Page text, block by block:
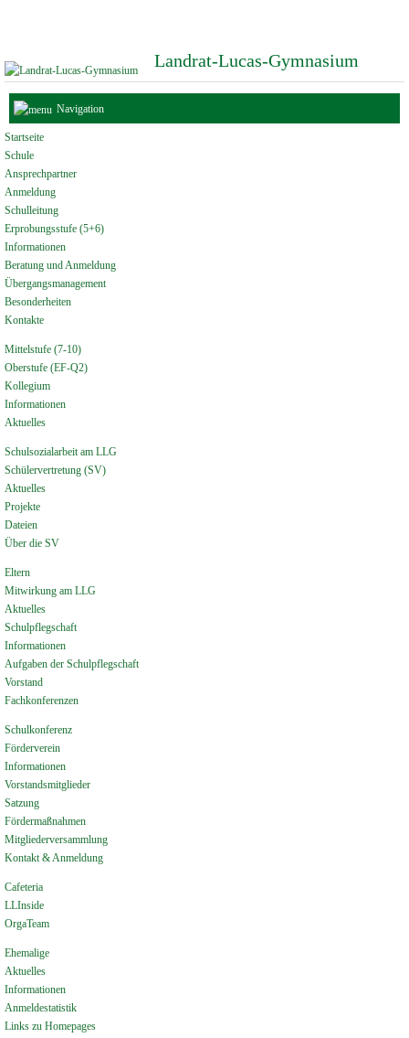
Landrat-Lucas-Gymnasium
Navigation
Startseite
Schule
Ansprechpartner
Anmeldung
Schulleitung
Erprobungsstufe (5+6)
Informationen
Beratung und Anmeldung
Übergangsmanagement
Besonderheiten
Kontakte
Mittelstufe (7-10)
Oberstufe (EF-Q2)
Kollegium
Informationen
Aktuelles
Schulsozialarbeit am LLG
Schülervertretung (SV)
Aktuelles
Projekte
Dateien
Über die SV
Eltern
Mitwirkung am LLG
Aktuelles
Schulpflegschaft
Informationen
Aufgaben der Schulpflegschaft
Vorstand
Fachkonferenzen
Schulkonferenz
Förderverein
Informationen
Vorstandsmitglieder
Satzung
Fördermaßnahmen
Mitgliederversammlung
Kontakt & Anmeldung
Cafeteria
LLInside
OrgaTeam
Ehemalige
Aktuelles
Informationen
Anmeldestatistik
Links zu Homepages